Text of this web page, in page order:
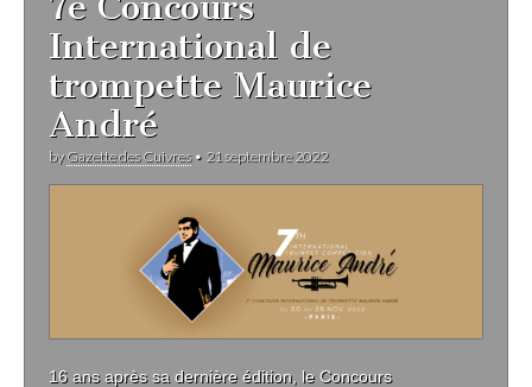
International de
trompette Maurice
André
byGazette des Cuivres• 21 septembre 2022
16 ans après sa dernière édition, le Concours